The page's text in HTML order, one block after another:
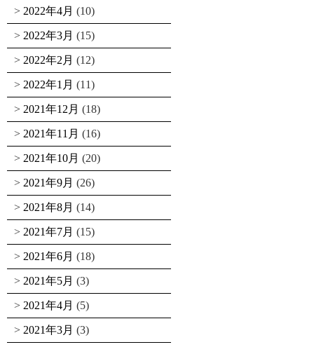
2022年4月 (10)
2022年3月 (15)
2022年2月 (12)
2022年1月 (11)
2021年12月 (18)
2021年11月 (16)
2021年10月 (20)
2021年9月 (26)
2021年8月 (14)
2021年7月 (15)
2021年6月 (18)
2021年5月 (3)
2021年4月 (5)
2021年3月 (3)